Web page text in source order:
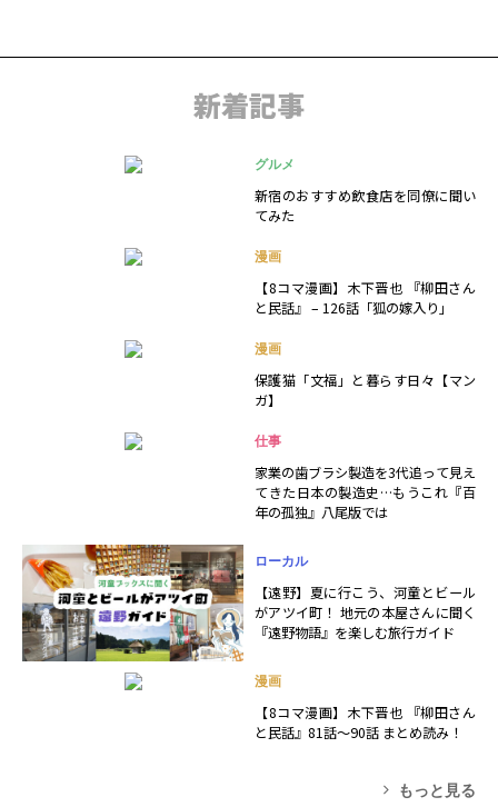
新着記事
グルメ
新宿のおすすめ飲食店を同僚に聞い
てみた
漫画
【8コマ漫画】木下晋也 『柳田さん
と民話』 – 126話「狐の嫁入り」
漫画
保護猫「文福」と暮らす日々【マン
ガ】
仕事
家業の歯ブラシ製造を3代追って見え
てきた日本の製造史…もうこれ『百
年の孤独』八尾版では
ローカル
【遠野】夏に行こう、河童とビール
がアツイ町！ 地元の本屋さんに聞く
『遠野物語』を楽しむ旅行ガイド
漫画
【8コマ漫画】木下晋也 『柳田さん
と民話』81話～90話 まとめ読み！
もっと見る